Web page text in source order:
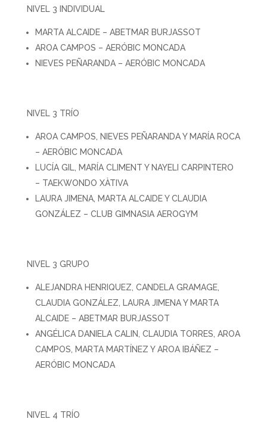
NIVEL 3 INDIVIDUAL
MARTA ALCAIDE – ABETMAR BURJASSOT
AROA CAMPOS – AERÓBIC MONCADA
NIEVES PEÑARANDA – AERÓBIC MONCADA
NIVEL 3 TRÍO
AROA CAMPOS, NIEVES PEÑARANDA Y MARÍA ROCA
– AERÓBIC MONCADA
LUCÍA GIL, MARÍA CLIMENT Y NAYELI CARPINTERO
– TAEKWONDO XÀTIVA
LAURA JIMENA, MARTA ALCAIDE Y CLAUDIA
GONZÁLEZ – CLUB GIMNASIA AEROGYM
NIVEL 3 GRUPO
ALEJANDRA HENRIQUEZ, CANDELA GRAMAGE,
CLAUDIA GONZÁLEZ, LAURA JIMENA Y MARTA
ALCAIDE – ABETMAR BURJASSOT
ANGÉLICA DANIELA CALIN, CLAUDIA TORRES, AROA
CAMPOS, MARTA MARTÍNEZ Y AROA IBÁÑEZ –
AERÓBIC MONCADA
NIVEL 4 TRÍO